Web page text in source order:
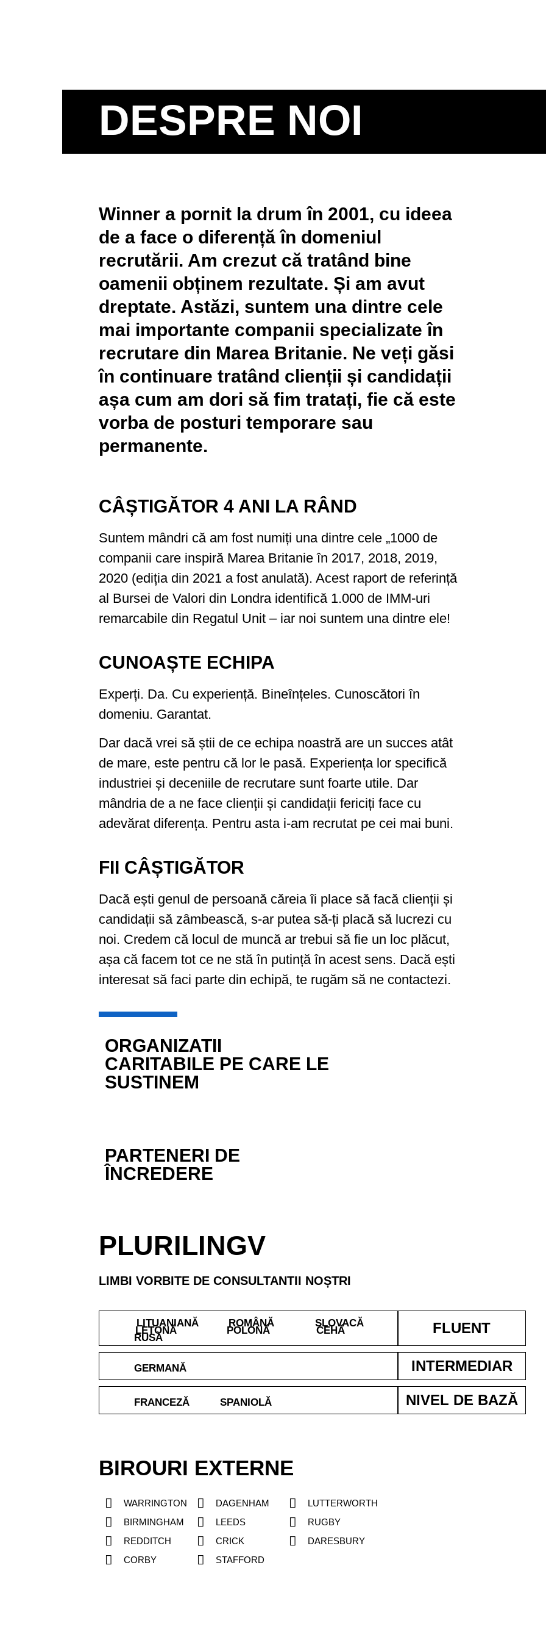
DESPRE NOI
Winner a pornit la drum în 2001, cu ideea
de a face o diferență în domeniul
recrutării. Am crezut că tratând bine
oamenii obținem rezultate. Și am avut
dreptate. Astăzi, suntem una dintre cele
mai importante companii specializate în
recrutare din Marea Britanie. Ne veți găsi
în continuare tratând clienții și candidații
așa cum am dori să fim tratați, fie că este
vorba de posturi temporare sau
permanente.
CÂȘTIGĂTOR 4 ANI LA RÂND
Suntem mândri că am fost numiți una dintre cele „1000 de
companii care inspiră Marea Britanie în 2017, 2018, 2019,
2020 (ediția din 2021 a fost anulată). Acest raport de referință
al Bursei de Valori din Londra identifică 1.000 de IMM-uri
remarcabile din Regatul Unit – iar noi suntem una dintre ele!
CUNOAȘTE ECHIPA
Experți. Da. Cu experiență. Bineînțeles. Cunoscători în
domeniu. Garantat.
Dar dacă vrei să știi de ce echipa noastră are un succes atât
de mare, este pentru că lor le pasă. Experiența lor specifică
industriei și deceniile de recrutare sunt foarte utile. Dar
mândria de a ne face clienții și candidații fericiți face cu
adevărat diferența. Pentru asta i-am recrutat pe cei mai buni.
FII CÂȘTIGĂTOR
Dacă ești genul de persoană căreia îi place să facă clienții și
candidații să zâmbească, s-ar putea să-ți placă să lucrezi cu
noi. Credem că locul de muncă ar trebui să fie un loc plăcut,
așa că facem tot ce ne stă în putință în acest sens. Dacă ești
interesat să faci parte din echipă, te rugăm să ne contactezi.
ORGANIZATII
CARITABILE PE CARE LE
SUSTINEM
PARTENERI DE
ÎNCREDERE
PLURILINGV
LIMBI VORBITE DE CONSULTANTII NOȘTRI
LITUANIANĂ ROMÂNĂ SLOVACĂ
LETONĂ POLONĂ CEHĂ
RUSĂ
FLUENT
GERMANĂ INTERMEDIAR
FRANCEZĂ SPANIOLĂ NIVEL DE BAZĂ
BIROURI EXTERNE
WARRINGTON
BIRMINGHAM
REDDITCH
CORBY
DAGENHAM
LEEDS
CRICK
STAFFORD
LUTTERWORTH
RUGBY
DARESBURY